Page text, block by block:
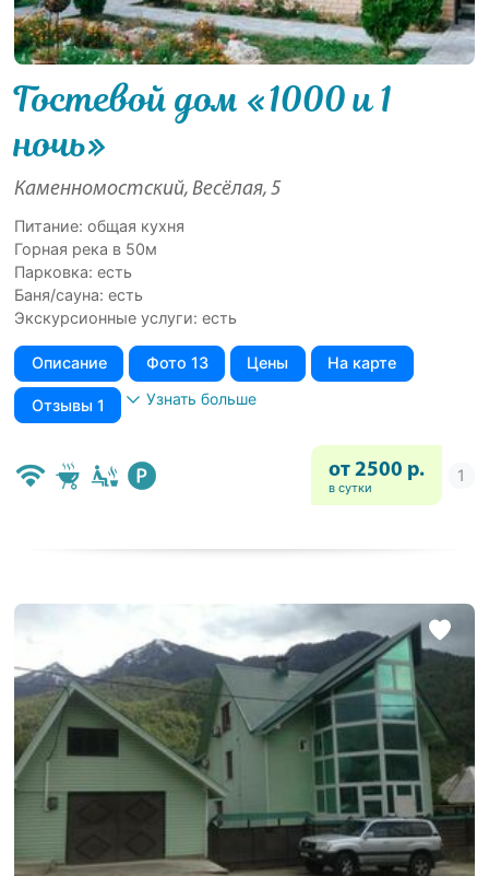
Гостевой дом «1000 и 1
ночь»
Каменномостский, Весёлая, 5
Питание: общая кухня
Горная река в 50м
Парковка: есть
Баня/сауна: есть
Экскурсионные услуги: есть
Описание Фото 13 Цены На карте
Отзывы 1 Узнать больше
от 2500 р.
в сутки